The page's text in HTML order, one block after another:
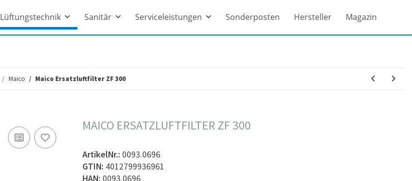
Lüftungstechnik Sanitär Serviceleistungen Sonderposten Hersteller Magazin
Maico Maico Ersatzluftfilter ZF 300
MAICO ERSATZLUFTFILTER ZF 300
ArtikelNr.: 0093.0696
GTIN: 4012799936961
HAN: 0093.0696